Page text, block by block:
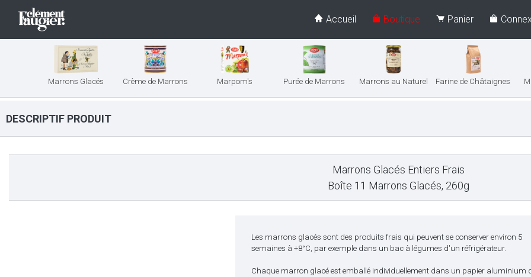
Accueil Boutique Panier
Marrons Glacés Crème de Marrons Marpom's Purée de Marrons Marrons au Naturel Farine de Châtaignes
DESCRIPTIF PRODUIT
Marrons Glacés Entiers Frais
Boîte 11 Marrons Glacés, 260g
Les marrons glacés sont des produits frais qui peuvent se conserver environ 5
semaines à +8°C, par exemple dans un bac à légumes d'un réfrigérateur.
Chaque marron glacé est emballé individuellement dans un papier aluminium